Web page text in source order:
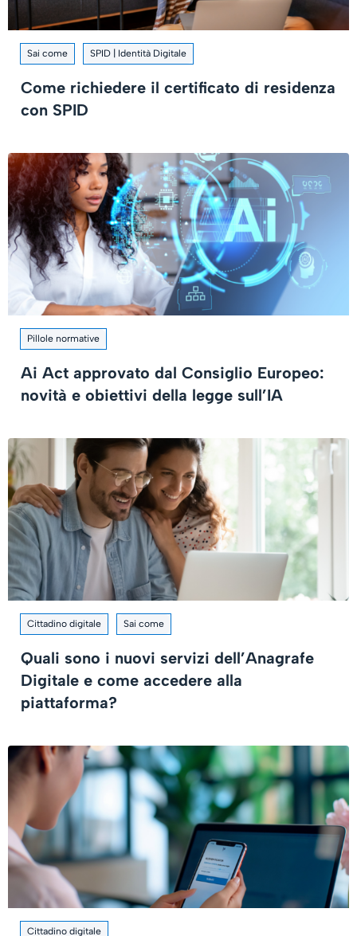
Sai come SPID | Identità Digitale
Come richiedere il certificato di residenza
con SPID
Pillole normative
Ai Act approvato dal Consiglio Europeo:
novità e obiettivi della legge sull’IA
Cittadino digitale Sai come
Quali sono i nuovi servizi dell’Anagrafe
Digitale e come accedere alla
piattaforma?
Cittadino digitale